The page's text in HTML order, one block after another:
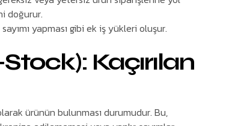
doğurur.
yapması gibi ek iş yükleri oluşur.
Kaçırılan
ürünün bulunması durumudur. Bu,